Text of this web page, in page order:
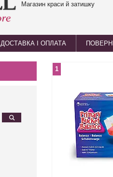
Магазин краси й затишку
ДОСТАВКА І ОПЛАТА
1